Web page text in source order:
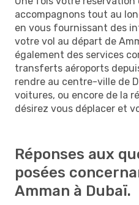
accompagnons tout au
en vous fournissant des
votre vol au départ de
également des services
transferts aéroports
rendre au centre-ville de
voitures, ou encore de la
désirez vous déplacer et
Réponses aux
posées
Amman à Dubaï.